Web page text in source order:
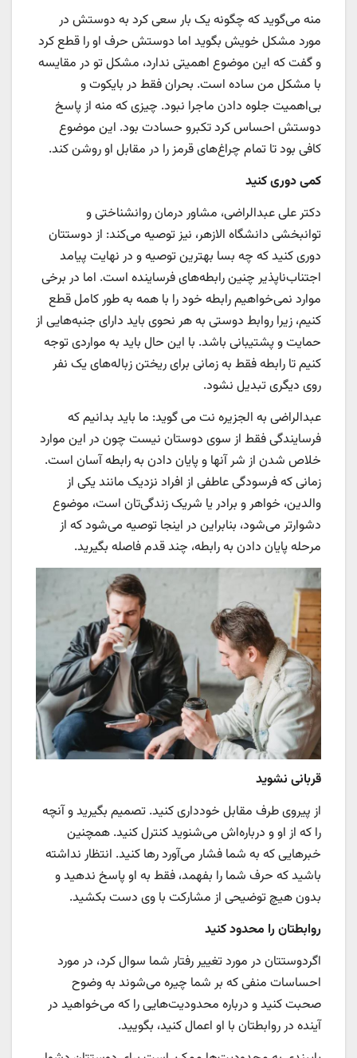
منه می‌گوید که چگونه یک بار سعی کرد به دوستش در
مورد مشکل خویش بگوید اما دوستش حرف او را قطع کرد
و گفت که این موضوع اهمیتی ندارد، مشکل تو در مقایسه
با مشکل من ساده است. بحران فقط در بایکوت و
بی‌اهمیت جلوه دادن ماجرا نبود. چیزی که منه از پاسخ
دوستش احساس کرد تکبرو حسادت بود. این موضوع
کافی بود تا تمام چراغ‌های قرمز را در مقابل او روشن کند.
کمی دوری کنید
دکتر علی عبدالراضی، مشاور درمان روانشناختی و
توانبخشی دانشگاه الازهر، نیز توصیه می‌کند: از دوستتان
دوری کنید که چه بسا بهترین توصیه و در نهایت پیامد
اجتناب‌ناپذیر چنین رابطه‌های فرساینده است. اما در برخی
موارد نمی‌خواهیم رابطه خود را با همه به طور کامل قطع
کنیم، زیرا روابط دوستی به هر نحوی باید دارای جنبه‌هایی از
حمایت و پشتیبانی باشد. با این حال باید به مواردی توجه
کنیم تا رابطه فقط به زمانی برای ریختن زباله‌های یک نفر
روی دیگری تبدیل نشود.
عبدالراضی به الجزیره نت می گوید: ما باید بدانیم که
فرسایندگی فقط از سوی دوستان نیست چون در این موارد
خلاص شدن از شر آنها و پایان دادن به رابطه آسان است.
زمانی که فرسودگی عاطفی از افراد نزدیک مانند یکی از
والدین، خواهر و برادر یا شریک زندگی‌تان است، موضوع
دشوارتر می‌شود، بنابراین در اینجا توصیه می‌شود که از
مرحله پایان دادن به رابطه، چند قدم فاصله بگیرید.
قربانی نشوید
از پیروی طرف مقابل خودداری کنید. تصمیم بگیرید و آنچه
را که از او و درباره‌اش می‌شنوید کنترل کنید. همچنین
خبرهایی که به شما فشار می‌آورد رها کنید. انتظار نداشته
باشید که حرف شما را بفهمد، فقط به او پاسخ ندهید و
بدون هیچ توضیحی از مشارکت با وی دست بکشید.
روابطتان را محدود کنید
اگردوستتان در مورد تغییر رفتار شما سوال کرد، در مورد
احساسات منفی که بر شما چیره می‌شوند به وضوح
صحبت کنید و درباره محدودیت‌هایی را که می‌خواهید در
آینده در روابطتان با او اعمال کنید، بگویید.